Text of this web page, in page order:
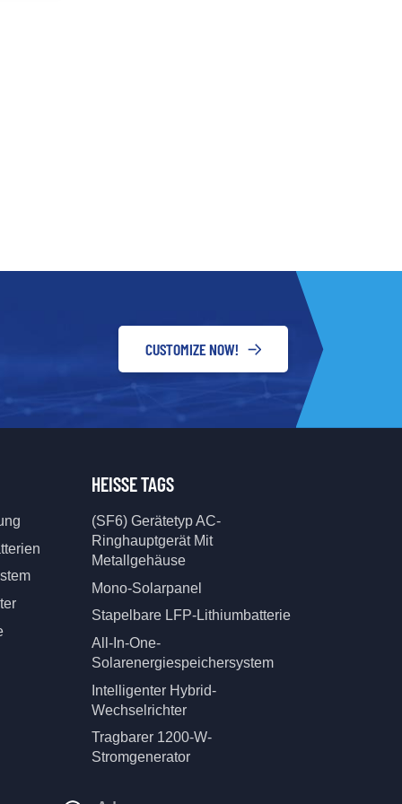
CUSTOMIZE NOW!
HEISSE TAGS
(SF6) Gerätetyp AC-
Ringhauptgerät Mit
Metallgehäuse
Mono-Solarpanel
Stapelbare LFP-Lithiumbatterie
All-In-One-
Solarenergiespeichersystem
Intelligenter Hybrid-
Wechselrichter
Tragbarer 1200-W-
Stromgenerator